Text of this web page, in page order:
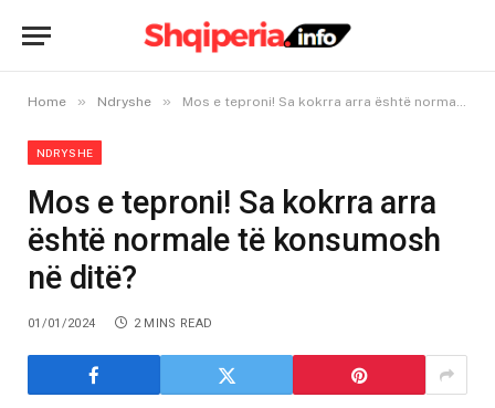
Home » Ndryshe » Mos e teproni! Sa kokrra arra është normale të konsumosh në ditë?
NDRYSHE
Mos e teproni! Sa kokrra arra
është normale të konsumosh
në ditë?
01/01/2024 2 MINS READ